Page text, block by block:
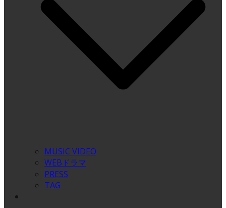
MUSIC VIDEO
WEBドラマ
PRESS
TAG